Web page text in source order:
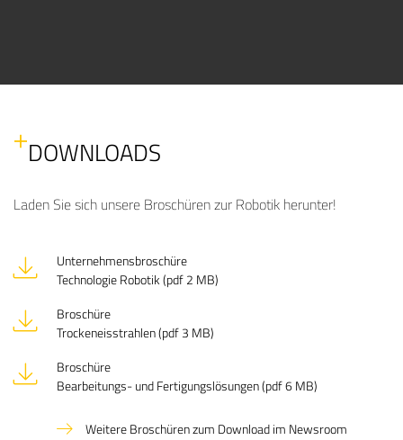
DOWNLOADS
Laden Sie sich unsere Broschüren zur Robotik herunter!
Unternehmensbroschüre
Technologie Robotik (pdf 2 MB)
Broschüre
Trockeneisstrahlen (pdf 3 MB)
Broschüre
Bearbeitungs- und Fertigungslösungen (pdf 6 MB)
Weitere Broschüren zum Download im Newsroom